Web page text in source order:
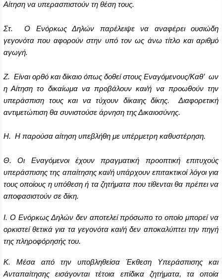
Αίτηση να υπερασπιστούν τη θέση τους.
Στ. Ο Ενόρκως Δηλών παρέλειψε να αναφέρει ουσιώδη
γεγονότα που αφορούν στην υπό τον ως άνω τίτλο και αριθμό
αγωγή.
Ζ. Είναι ορθό και δίκαιο όπως δοθεί στους Εναγόμενους/Καθ’ ων
η Αίτηση το δικαίωμα να προβάλουν και/ή να προωθούν την
υπεράσπιση τους και να τύχουν δίκαιης δίκης. Διαφορετική
αντιμετώπιση θα συνιστούσε άρνηση της Δικαιοσύνης.
Η. Η παρούσα αίτηση υπεβλήθη με υπέρμετρη καθυστέρηση.
Θ. Οι Εναγόμενοι έχουν πραγματική προοπτική επιτυχούς
υπεράσπισης της απαίτησης και/ή υπάρχουν επιτακτικοί λόγοι για
τους οποίους η υπόθεση ή τα ζητήματα που τίθενται θα πρέπει να
αποφασιστούν σε δίκη.
I. Ο Ενόρκως Δηλών δεν αποτελεί πρόσωπο το οποίο μπορεί να
ορκιστεί θετικά για τα γεγονότα και/ή δεν αποκαλύπτει την πηγή
της πληροφόρησής του.
Κ. Μέσα από την υποβληθείσα Έκθεση Υπεράσπισης και
Ανταπαίτησης εισάγονται τέτοια επίδικα ζητήματα, τα οποία